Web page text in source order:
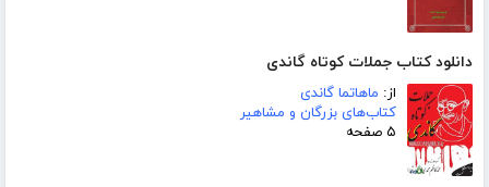
دانلود کتاب جملات کوتاه گاندی
از: ماهاتما گاندی
کتاب‌های بزرگان و مشاهیر
۵ صفحه